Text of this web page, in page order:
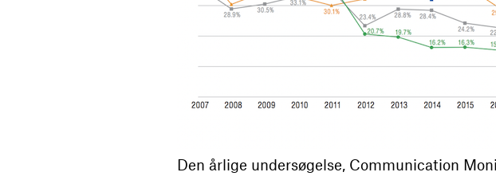
Den årlige undersøgelse, Communication